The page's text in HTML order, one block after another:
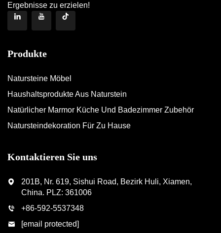
Ergebnisse zu erzielen!
Produkte
Natursteine Möbel
Haushaltsprodukte Aus Naturstein
Natürlicher Marmor Küche Und Badezimmer Zubehör
Natursteindekoration Für Zu Hause
Kontaktieren Sie uns
201B, Nr. 619, Sishui Road, Bezirk Huli, Xiamen,
China. PLZ: 361006
+86-592-5537348
[email protected]